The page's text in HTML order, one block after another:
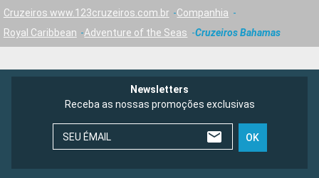
Cruzeiros www.123cruzeiros.com.br
Companhia
Royal Caribbean
Adventure of the Seas Cruzeiros Bahamas
Newsletters
Receba as nossas promoções exclusivas
SEU ÉMAIL OK